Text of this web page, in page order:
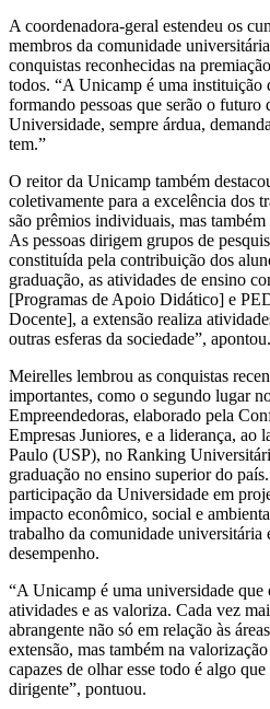
A coordenadora-geral estendeu os
membros da comunidade
conquistas reconhecidas na
todos. “A Unicamp é uma instituição
formando pessoas que serão o futuro
Universidade, sempre árdua,
tem.”
O reitor da Unicamp também
coletivamente para a excelência dos
são prêmios individuais, mas
As pessoas dirigem grupos de
constituída pela contribuição dos
graduação, as atividades de ensino
[Programas de Apoio Didático] e
Docente], a extensão realiza
outras esferas da sociedade”, apontou.
Meirelles lembrou as conquistas
importantes, como o segundo lugar
Empreendedoras, elaborado pela
Empresas Juniores, e a liderança, ao
Paulo (USP), no Ranking
graduação no ensino superior do
participação da Universidade em
impacto econômico, social e
trabalho da comunidade universitária
desempenho.
“A Unicamp é uma universidade que
atividades e as valoriza. Cada vez
abrangente não só em relação às
extensão, mas também na
capazes de olhar esse todo é algo
dirigente”, pontuou.